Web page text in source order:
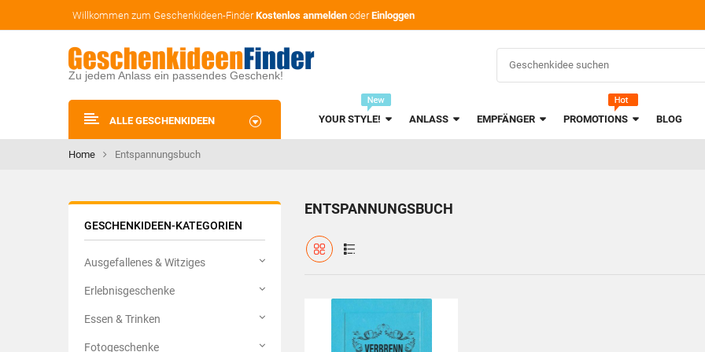
Willkommen zum Geschenkideen-FinderKostenlos anmelden oderEinloggen
Zu jedem Anlass ein passendes Geschenk!
ALLE GESCHENKIDEEN YOUR STYLE! ANLASS EMPFÄNGER PROMOTIONS BLOG
Home Entspannungsbuch
GESCHENKIDEEN-KATEGORIEN
Ausgefallenes & Witziges
Erlebnisgeschenke
Essen & Trinken
Fotogeschenke
ENTSPANNUNGSBUCH